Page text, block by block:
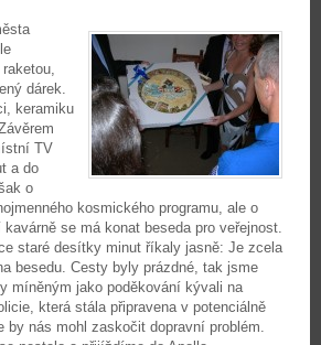
dárek.
keramiku
TV
a do
o
kosmického programu, ale o
se má konat beseda pro veřejnost.
staré desítky minut říkaly jasně: Je zcela
besedu. Cesty byly prázdné, tak jsme
míněným jako poděkování kývali na
která stála připravena v potenciálně
by nás mohl zaskočit dopravní problém.